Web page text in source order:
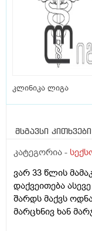
კლინიკა ლიგა
მსგავსი კითხვები
კატეგორია -
ვარ 33 წლის
დაქვეითება
შარდს მაქვს
მარცხნივ ხან